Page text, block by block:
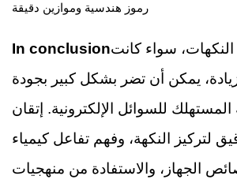
رموز هندسية وموازين دقيقة
In conclusionسواء كانت
يمكن أن تضر بشكل كبير بجودة
للسوائل الإلكترونية. إتقان
لتركيز النكهة، وفهم تفاعل كيمياء
الجهاز، والاستفادة من منهجيات